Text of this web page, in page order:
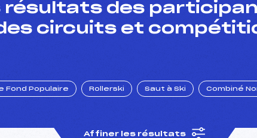
résultats des
circuits et
Fond Populaire Rollerski Saut à Ski Combiné
Affiner les résultats